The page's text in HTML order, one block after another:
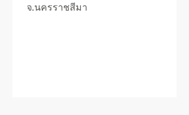
จ.นครราชสีมา